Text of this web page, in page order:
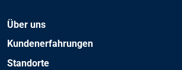
Über uns
Kundenerfahrungen
Standorte